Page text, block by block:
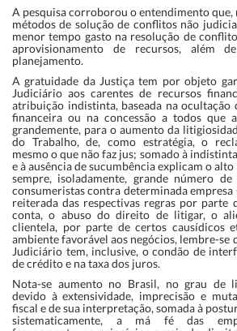
A pesquisa corroborou o entendimento que,
métodos de solução de conflitos não
menor tempo gasto na resolução de
aprovisionamento de recursos, além
planejamento.
A gratuidade da Justiça tem por objeto
Judiciário aos carentes de recursos
atribuição indistinta, baseada na ocultação
financeira ou na concessão a todos que
grandemente, para o aumento da
do Trabalho, de, como estratégia, o
mesmo o que não faz jus; somado à
e à ausência de sucumbência explicam o
sempre, isoladamente, grande número
consumeristas contra determinada
reiterada das respectivas regras por parte
conta, o abuso do direito de litigar, o
clientela, por parte de certos causídicos
ambiente favorável aos negócios, lembre-se
Judiciário tem, inclusive, o condão de
de crédito e na taxa dos juros.
Nota-se aumento no Brasil, no grau de
devido à extensividade, imprecisão e
fiscal e de sua interpretação, somada à
sistematicamente, a má fé das